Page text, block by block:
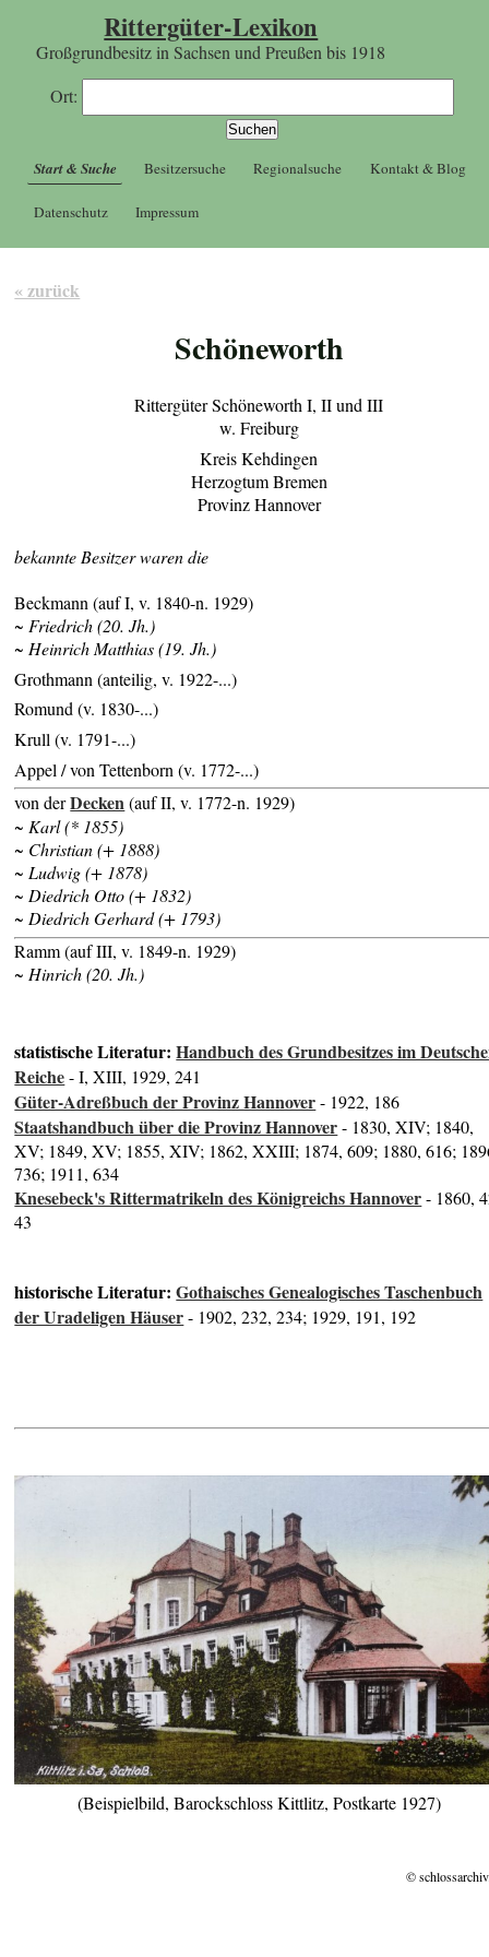
Rittergüter-Lexikon
Großgrundbesitz in Sachsen und Preußen bis 1918
Ort:
Start & Suche Besitzersuche Regionalsuche Kontakt & Blog
Datenschutz Impressum
« zurück
Schöneworth
Rittergüter Schöneworth I, II und III
w. Freiburg
Kreis Kehdingen
Herzogtum Bremen
Provinz Hannover
bekannte Besitzer waren die
Beckmann (auf I, v. 1840-n. 1929)
~ Friedrich (20. Jh.)
~ Heinrich Matthias (19. Jh.)
Grothmann (anteilig, v. 1922-...)
Romund (v. 1830-...)
Krull (v. 1791-...)
Appel / von Tettenborn (v. 1772-...)
von derDecken(auf II, v. 1772-n. 1929)
~ Karl (* 1855)
~ Christian (+ 1888)
~ Ludwig (+ 1878)
~ Diedrich Otto (+ 1832)
~ Diedrich Gerhard (+ 1793)
Ramm (auf III, v. 1849-n. 1929)
~ Hinrich (20. Jh.)
statistische Literatur:Handbuch des Grundbesitzes im
Reiche- I, XIII, 1929, 241
Güter-Adreßbuch der Provinz Hannover- 1922, 186
Staatshandbuch über die Provinz Hannover- 1830, XIV; 1840,
XV; 1849, XV; 1855, XIV; 1862, XXIII; 1874, 609; 1880, 616;
736; 1911, 634
Knesebeck's Rittermatrikeln des Königreichs Hannover- 1860,
43
historische Literatur:Gothaisches Genealogisches Taschenbuch
der Uradeligen Häuser- 1902, 232, 234; 1929, 191, 192
(Beispielbild, Barockschloss Kittlitz, Postkarte 1927)
©